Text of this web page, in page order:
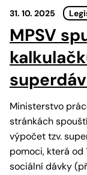
31. 10. 2025
MPSV
Ministerstvo
stránkách
výpočet tzv.
pomoci, která
sociální dávky